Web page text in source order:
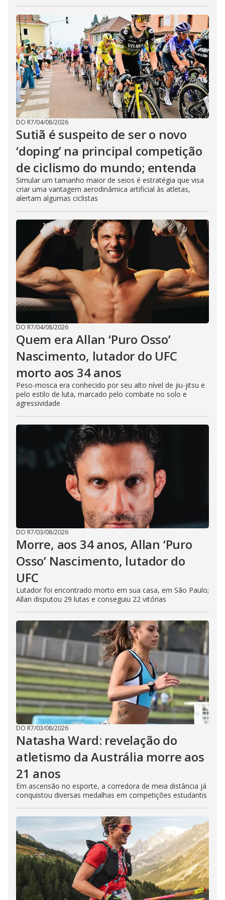
DO R7/04/08/2026
Sutiã é suspeito de ser o novo
‘doping’ na principal competição
de ciclismo do mundo; entenda
Simular um tamanho maior de seios é estratégia que visa
criar uma vantagem aerodinâmica artificial às atletas,
alertam algumas ciclistas
DO R7/04/08/2026
Quem era Allan ‘Puro Osso’
Nascimento, lutador do UFC
morto aos 34 anos
Peso-mosca era conhecido por seu alto nível de jiu-jitsu e
pelo estilo de luta, marcado pelo combate no solo e
agressividade
DO R7/03/08/2026
Morre, aos 34 anos, Allan ‘Puro
Osso’ Nascimento, lutador do
UFC
Lutador foi encontrado morto em sua casa, em São Paulo;
Allan disputou 29 lutas e conseguiu 22 vitórias
DO R7/03/08/2026
Natasha Ward: revelação do
atletismo da Austrália morre aos
21 anos
Em ascensão no esporte, a corredora de meia distância já
conquistou diversas medalhas em competições estudantis